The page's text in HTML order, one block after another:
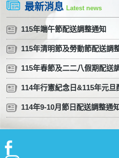
最新消息 Latest news
115年端午節配送調整通知
115年清明節及勞動節配送調
115年春節及二二八假期配送
114年行憲紀念日&115年元旦
114年9-10月節日配送調整通